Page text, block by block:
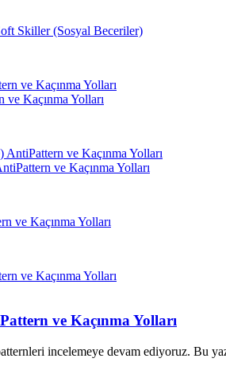
Skiller (Sosyal Beceriler)
ve Kaçınma Yolları
ve Kaçınma Yolları
ve Kaçınma Yolları
ve Kaçınma Yolları
incelemeye devam ediyoruz. Bu